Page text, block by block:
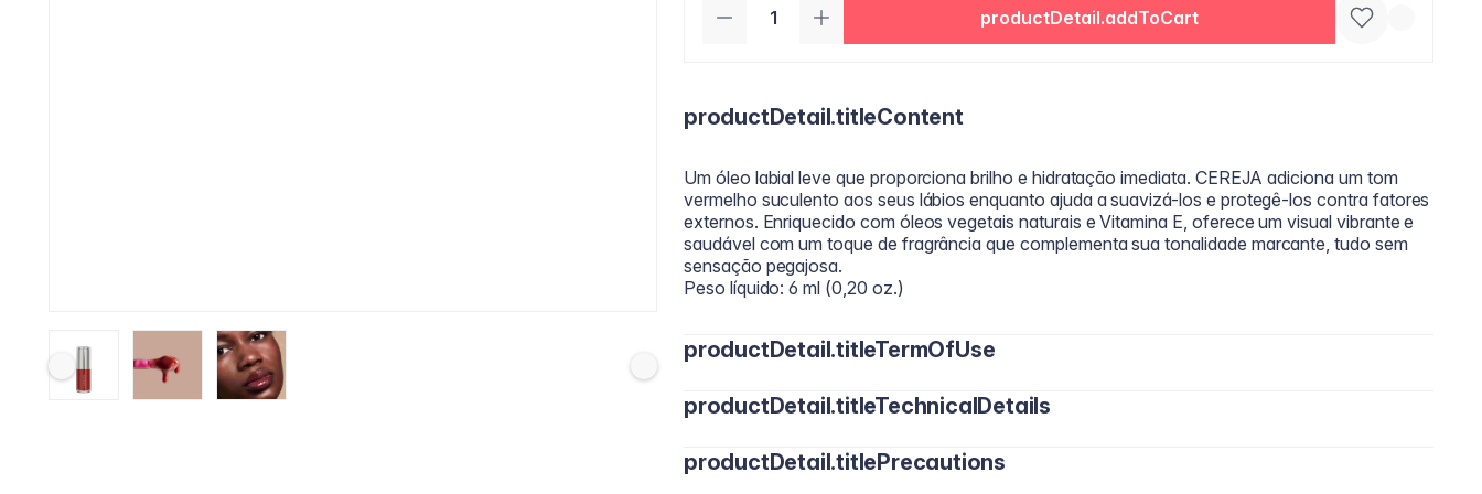
productDetail.addToCart
productDetail.titleContent
Um óleo labial leve que proporciona brilho e hidratação imediata. CEREJA adiciona um tom
vermelho suculento aos seus lábios enquanto ajuda a suavizá-los e protegê-los contra fatores
externos. Enriquecido com óleos vegetais naturais e Vitamina E, oferece um visual vibrante e
saudável com um toque de fragrância que complementa sua tonalidade marcante, tudo sem
sensação pegajosa.
Peso líquido: 6 ml (0,20 oz.)
productDetail.titleTermOfUse
Aplique uma camada fina diretamente nos lábios usando o aplicador. Pode ser usado sozinho
conforme necessário para manter os lábios macios e radiantes ao longo do dia.
productDetail.titleTechnicalDetails
Polybutene, Diisostearyl Malate, Pentaerythrityl Tetraisostearate, Hydrogenated
productDetail.titlePrecautions